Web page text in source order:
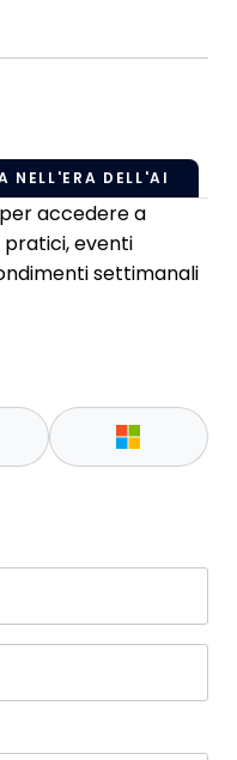
NELL'ERA DELL'AI
accedere a
eventi
settimanali
and should be